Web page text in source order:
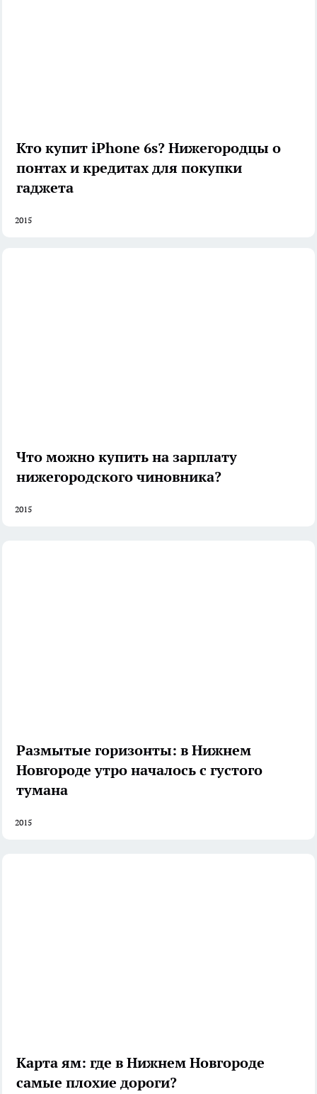
Кто купит iPhone 6s? Нижегородцы о
понтах и кредитах для покупки
гаджета
2015
Что можно купить на зарплату
нижегородского чиновника?
2015
Размытые горизонты: в Нижнем
Новгороде утро началось с густого
тумана
2015
Карта ям: где в Нижнем Новгороде
самые плохие дороги?